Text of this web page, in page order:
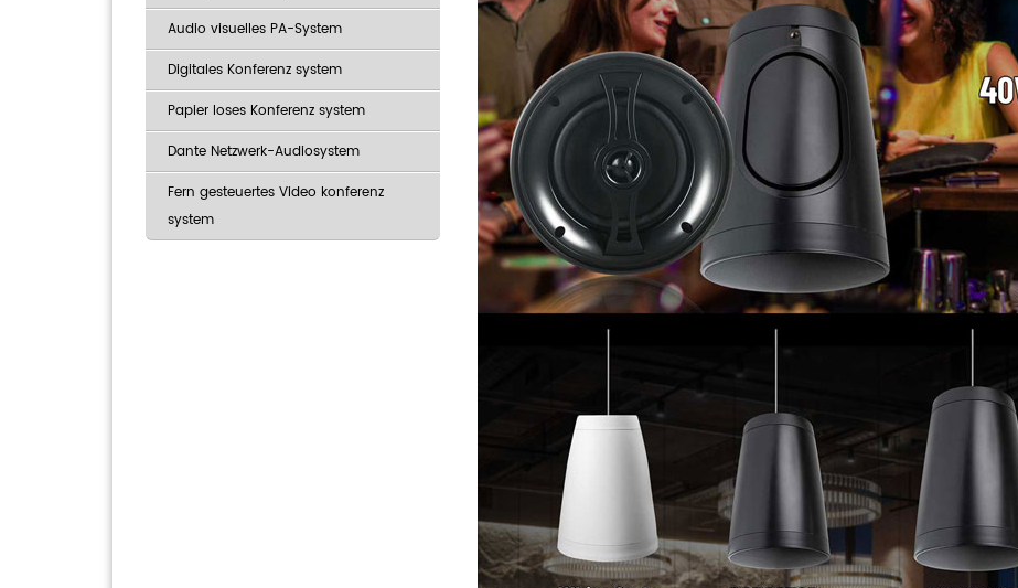
Audio visuelles PA-System
Digitales Konferenz system
Papier loses Konferenz system
Dante Netzwerk-Audiosystem
Fern gesteuertes Video konferenz
system